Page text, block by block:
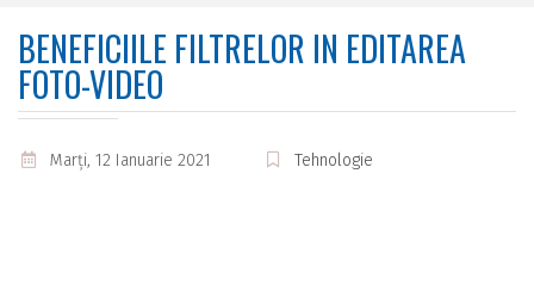
BENEFICIILE FILTRELOR IN EDITAREA
FOTO-VIDEO
Marţi, 12 Ianuarie 2021 Tehnologie